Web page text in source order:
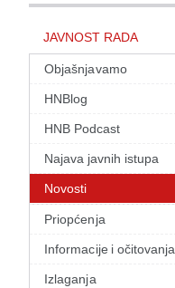
JAVNOST RADA
Objašnjavamo
HNBlog
HNB Podcast
Najava javnih istupa
Novosti
Priopćenja
Informacije i očitovanja
Izlaganja